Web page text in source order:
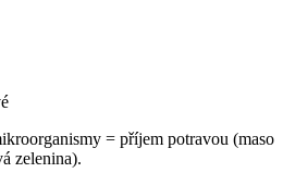
= příjem potravou (maso
zelenina).